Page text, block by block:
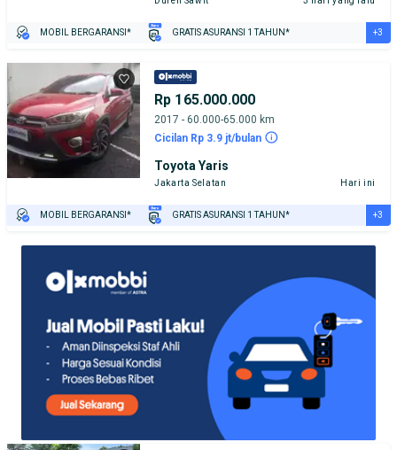
MOBIL BERGARANSI* GRATIS ASURANSI 1 TAHUN*
PENJUAL TERVERIFIKASI
+3
Rp 165.000.000
2017 - 60.000-65.000 km
Cicilan Rp 3.9 jt/bulan
Toyota Yaris
Jakarta Selatan Hari ini
MOBIL BERGARANSI* GRATIS ASURANSI 1 TAHUN* +3